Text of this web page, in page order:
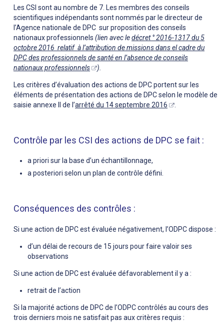
Les CSI sont au nombre de 7. Les membres des conseils
scientifiques indépendants sont nommés par le directeur de
l’Agence nationale de DPC sur proposition des conseils
nationaux professionnels (lien avec ledécret ° 2016-1317 du 5
octobre 2016 relatif à l’attribution de missions dans el cadre du
DPC des professionnels de santé en l’absence de conseils
nationaux professionnels
).
Les critères d’évaluation des actions de DPC portent sur les
éléments de présentation des actions de DPC selon le modèle de
saisie annexe II de l’arrêté du 14 septembre 2016 .
Contrôle par les CSI des actions de DPC se fait :
a priori sur la base d’un échantillonnage,
a posteriori selon un plan de contrôle défini.
Conséquences des contrôles :
Si une action de DPC est évaluée négativement, l’ODPC dispose :
d’un délai de recours de 15 jours pour faire valoir ses
observations
Si une action de DPC est évaluée défavorablement il y a :
retrait de l’action
Si la majorité actions de DPC de l’ODPC contrôlés au cours des
trois derniers mois ne satisfait pas aux critères requis :